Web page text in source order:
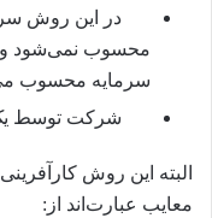
در این روش
محسوب نمی‌شود و
سرمایه محسوب
شرکت توسط
البته این روش
معایب عبارت‌اند از: